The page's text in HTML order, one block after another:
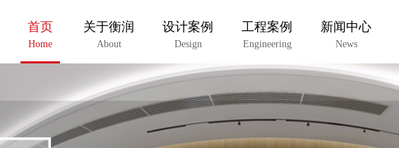
首页
Home
关于衡润
About
设计案例
Design
工程案例
Engineering
新闻中心
News